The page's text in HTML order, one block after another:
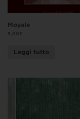
Moyale
8,00€
Leggi tutto